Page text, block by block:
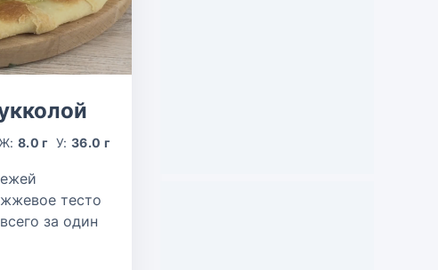
Ж:8.0 г У: 36.0 г
тесто
за один